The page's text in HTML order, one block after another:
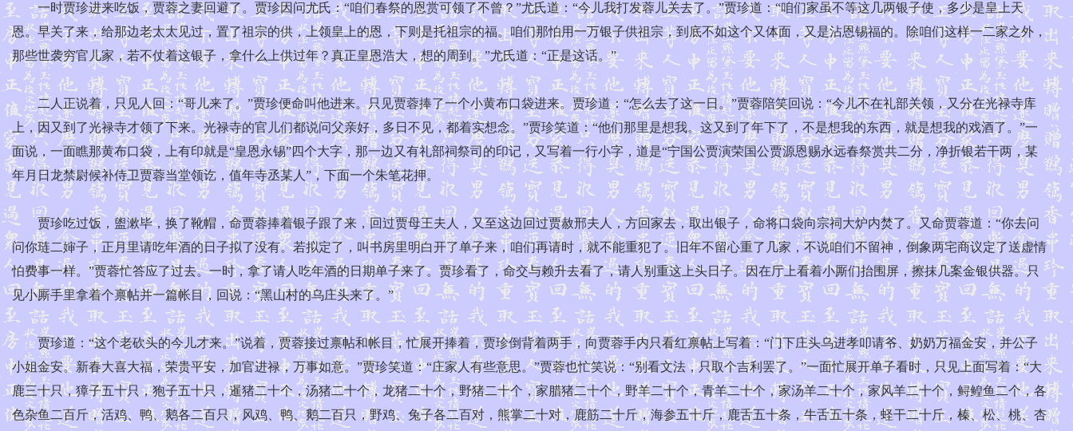
一时贾珍进来吃饭，贾蓉之妻回避了。贾珍因问尤氏：“咱们春祭的恩赏可领了不曾？”尤氏道：“今儿我打发蓉儿关去了。”贾珍道：“咱们家虽不等这几两银子使，多少是皇上天
恩。早关了来，给那边老太太见过，置了祖宗的供，上领皇上的恩，下则是托祖宗的福。咱们那怕用一万银子供祖宗，到底不如这个又体面，又是沾恩锡福的。除咱们这样一二家之外，
那些世袭穷官儿家，若不仗着这银子，拿什么上供过年？真正皇恩浩大，想的周到。”尤氏道：“正是这话。”
二人正说着，只见人回：“哥儿来了。”贾珍便命叫他进来。只见贾蓉捧了一个小黄布口袋进来。贾珍道：“怎么去了这一日。”贾蓉陪笑回说：“今儿不在礼部关领，又分在光禄寺库
上，因又到了光禄寺才领了下来。光禄寺的官儿们都说问父亲好，多日不见，都着实想念。”贾珍笑道：“他们那里是想我。这又到了年下了，不是想我的东西，就是想我的戏酒了。”一
面说，一面瞧那黄布口袋，上有印就是“皇恩永锡”四个大字，那一边又有礼部祠祭司的印记，又写着一行小字，道是“宁国公贾演荣国公贾源恩赐永远春祭赏共二分，净折银若干两，某
年月日龙禁尉候补侍卫贾蓉当堂领讫，值年寺丞某人”，下面一个朱笔花押。
贾珍吃过饭，盥漱毕，换了靴帽，命贾蓉捧着银子跟了来，回过贾母王夫人，又至这边回过贾赦邢夫人，方回家去，取出银子，命将口袋向宗祠大炉内焚了。又命贾蓉道：“你去问
问你琏二婶子，正月里请吃年酒的日子拟了没有。若拟定了，叫书房里明白开了单子来，咱们再请时，就不能重犯了。旧年不留心重了几家，不说咱们不留神，倒象两宅商议定了送虚情
怕费事一样。”贾蓉忙答应了过去。一时，拿了请人吃年酒的日期单子来了。贾珍看了，命交与赖升去看了，请人别重这上头日子。因在厅上看着小厮们抬围屏，擦抹几案金银供器。只
见小厮手里拿着个禀帖并一篇帐目，回说：“黑山村的乌庄头来了。”
贾珍道：“这个老砍头的今儿才来。”说着，贾蓉接过禀帖和帐目，忙展开捧着，贾珍倒背着两手，向贾蓉手内只看红禀帖上写着：“门下庄头乌进孝叩请爷、奶奶万福金安，并公子
小姐金安。新春大喜大福，荣贵平安，加官进禄，万事如意。”贾珍笑道：“庄家人有些意思。”贾蓉也忙笑说：“别看文法，只取个吉利罢了。”一面忙展开单子看时，只见上面写着：“大
鹿三十只，獐子五十只，狍子五十只，暹猪二十个，汤猪二十个，龙猪二十个，野猪二十个，家腊猪二十个，野羊二十个，青羊二十个，家汤羊二十个，家风羊二十个，鲟鳇鱼二个，各
色杂鱼二百斤，活鸡、鸭、鹅各二百只，风鸡、鸭、鹅二百只，野鸡、兔子各二百对，熊掌二十对，鹿筋二十斤，海参五十斤，鹿舌五十条，牛舌五十条，蛏干二十斤，榛、松、桃、杏